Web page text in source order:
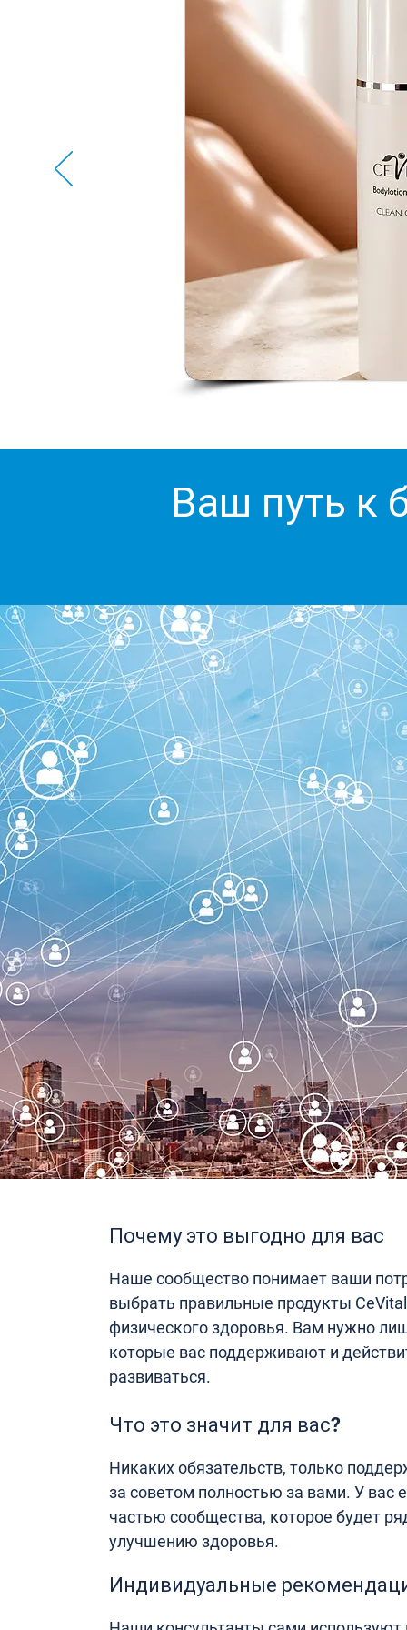
Ваш путь к
Почему это выгодно для вас
Наше сообщество понимает ваши
выбрать правильные продукты
физического здоровья. Вам нужно
которые вас поддерживают и
развиваться.
Что это значит для вас?
Никаких обязательств, только
за советом полностью за вами. У вас
частью сообщества, которое будет
улучшению здоровья.
Индивидуальные